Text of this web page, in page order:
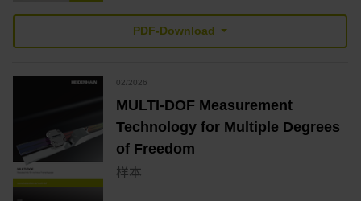
PDF-Download
02/2026
MULTI-DOF Measurement
Technology for Multiple Degrees
of Freedom
样本